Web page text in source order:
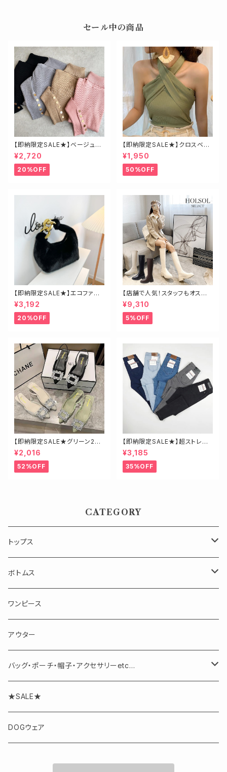
セール中の商品
【即納限定SALE★】ベージュ・
ゴールド釦ハイネックニット
¥2,720
20%OFF
【即納限定SALE★】クロスベア
トップス
¥1,950
50%OFF
【即納限定SALE★】エコファー
ビッグチェーンバッグ
¥3,192
20%OFF
【店舗で人気！スタッフもオスス
メ】ゴールド金具ロングブーツ
¥9,310
5%OFF
【即納限定SALE★グリーン23.
5】ビジューミュール
¥2,016
52%OFF
【即納限定SALE★】超ストレッ
チ！ハイウエストスキニーデニ
ム 細身さんにオススメ♡
¥3,185
35%OFF
CATEGORY
トップス
長袖
半袖・ノースリーブ
ボトムス
スカート
パンツ
ワンピース
アウター
バッグ・ポーチ・帽子・アクセサリーetc...
アクセサリー
★SALE★
DOGウェア